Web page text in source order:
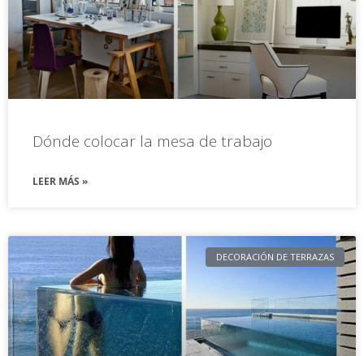
Dónde colocar la mesa de trabajo
LEER MÁS »
DECORACIÓN DE TERRAZAS